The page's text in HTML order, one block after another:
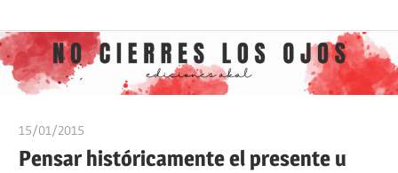
al
contenido
No
cierres
los
Akal
15/01/2015
Pensar históricamente el presente u